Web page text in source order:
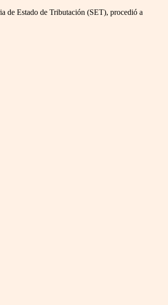
de Estado de Tributación (SET), procedió a